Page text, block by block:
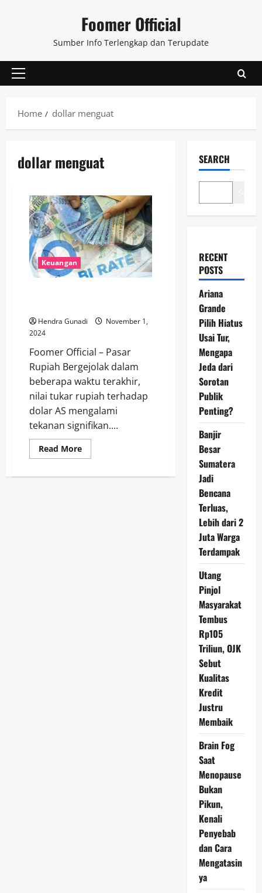
Foomer Official
Sumber Info Terlengkap dan Terupdate
Primary
Home
dollar menguat
dollar menguat
Keuangan
Hendra Gunadi
November 1,
2024
Foomer Official – Pasar
Rupiah Bergejolak dalam
beberapa waktu terakhir,
nilai tukar rupiah terhadap
dolar AS mengalami
tekanan signifikan....
Read MoreRead
more
Rupiah
SEARCH
RECENT
POSTS
Ariana
Grande
Pilih Hiatus
Usai Tur,
Mengapa
Jeda dari
Sorotan
Publik
Penting?
Banjir
Besar
Sumatera
Jadi
Bencana
Terluas,
Lebih dari 2
Juta Warga
Terdampak
Utang
Pinjol
Masyarakat
Tembus
Rp105
Triliun, OJK
Sebut
Kualitas
Kredit
Justru
Membaik
Brain Fog
Saat
Menopause
Bukan
Pikun,
Kenali
Penyebab
dan Cara
Mengatasin
ya